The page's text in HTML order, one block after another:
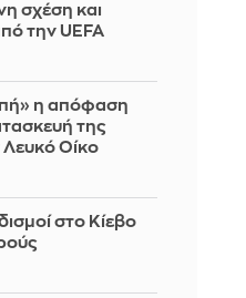
σχέση και
την UEFA
η απόφαση
της
Οίκο
στο Κίεβο